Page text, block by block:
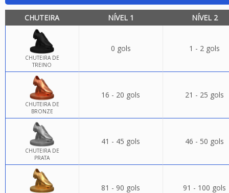
CHUTEIRA NÍVEL 1 NÍVEL 2
CHUTEIRA DE
TREINO
0 gols 1 - 2 gols
CHUTEIRA DE
BRONZE
16 - 20 gols 21 - 25 gols
CHUTEIRA DE
PRATA
41 - 45 gols 46 - 50 gols
81 - 90 gols 91 - 100 gols